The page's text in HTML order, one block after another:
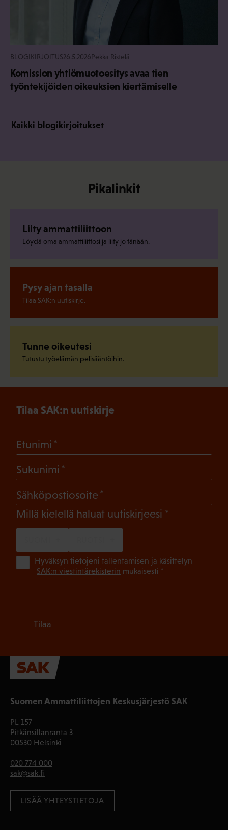
BLOGIKIRJOITUS26.5.2026Pekka Ristelä
Komission yhtiömuotoesitys avaa tien
työntekijöiden oikeuksien kiertämiselle
Kaikki blogikirjoitukset
Pikalinkit
Liity ammattiliittoon
Löydä oma ammattiliittosi ja liity jo tänään.
Pysy ajan tasalla
Tilaa SAK:n uutiskirje.
Tunne oikeutesi
Tutustu työelämän pelisääntöihin.
Suomen Ammattiliittojen Keskusjärjestö SAK
PL 157
Pitkänsillanranta 3
00530 Helsinki
020 774 000
sak@sak.fi
LISÄÄ YHTEYSTIETOJA
Tilaa SAK:n uutiskirje
Etunimi
Sukunimi
Sähköpostiosoite
Millä kielellä haluat uutiskirjeesi (Pakollinen)
Hyväksyn tietojeni tallentamisen ja käsittelyn
SAK:n viestintärekisterin mukaisesti *
Tilaa